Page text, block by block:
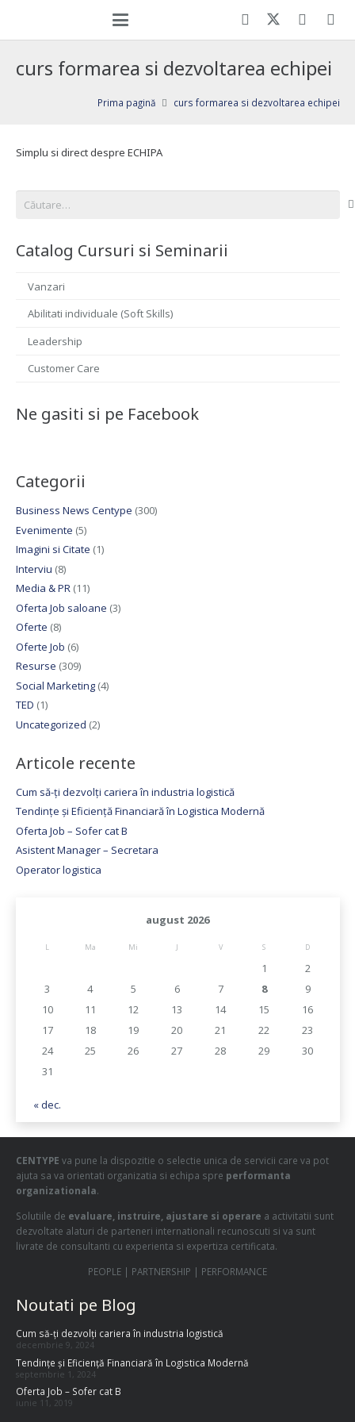
curs formarea si dezvoltarea echipei
Prima pagină curs formarea si dezvoltarea echipei
Simplu si direct despre ECHIPA
după:
Catalog Cursuri si Seminarii
Vanzari
Abilitati individuale (Soft Skills)
Leadership
Customer Care
Ne gasiti si pe Facebook
Categorii
Business News Centype (300)
Evenimente (5)
Imagini si Citate (1)
Interviu (8)
Media & PR(11)
Oferta Job saloane (3)
Oferte (8)
Oferte Job (6)
Resurse (309)
Social Marketing(4)
TED (1)
Uncategorized (2)
Articole recente
Cum să-ți dezvolți cariera în industria logistică
Tendințe și Eficiență Financiară în Logistica Modernă
Oferta Job – Sofer cat B
Asistent Manager – Secretara
Operator logistica
august 2026
L Ma Mi J V S D
1
2
3
4 5 6 7 8
9
10
11 12 13 14 15
16
17
18 19 20 21 22
23
24
25 26 27 28 29
30
31
« dec.
CENTYPE va pune la dispozitie o selectie unica de servicii care va pot
ajuta sa va orientati organizatia si echipa spre performanta
organizationala.
Solutiile de evaluare, instruire, ajustare si operare a activitatii sunt
dezvoltate alaturi de parteneri internationali recunoscuti si va sunt
livrate de consultanti cu experienta si expertiza certificata.
PEOPLE | PARTNERSHIP | PERFORMANCE
Noutati pe Blog
Cum să-ți dezvolți cariera în industria logistică
decembrie 9, 2024
Tendințe și Eficiență Financiară în Logistica Modernă
septembrie 1, 2024
Oferta Job – Sofer cat B
iunie 11, 2019